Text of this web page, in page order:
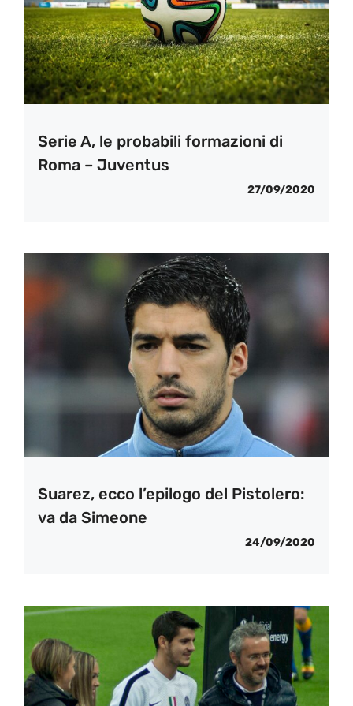
Serie A, le probabili formazioni di
Roma – Juventus
27/09/2020
Suarez, ecco l’epilogo del Pistolero:
va da Simeone
24/09/2020